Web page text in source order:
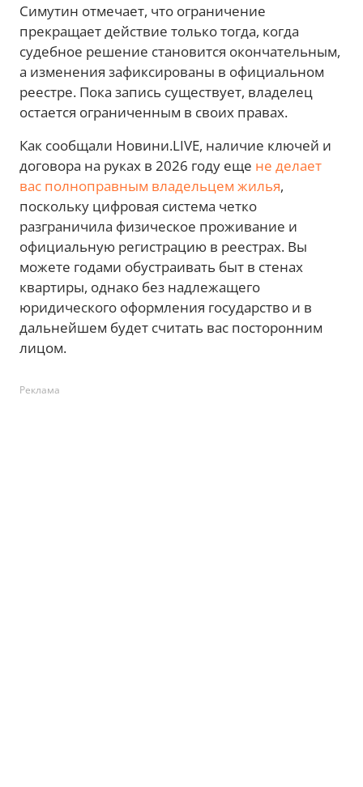
Симутин отмечает, что ограничение
прекращает действие только тогда, когда
судебное решение становится окончательным,
а изменения зафиксированы в официальном
реестре. Пока запись существует, владелец
остается ограниченным в своих правах.
Как сообщали Новини.LIVE, наличие ключей и
договора на руках в 2026 году еще не делает
вас полноправным владельцем жилья,
поскольку цифровая система четко
разграничила физическое проживание и
официальную регистрацию в реестрах. Вы
можете годами обустраивать быт в стенах
квартиры, однако без надлежащего
юридического оформления государство и в
дальнейшем будет считать вас посторонним
лицом.
Реклама